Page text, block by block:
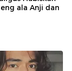
ala Anji dan